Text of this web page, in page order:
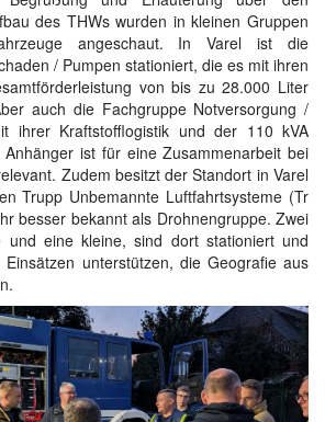
des THWs wurden in kleinen Gruppen
angeschaut. In Varel ist die
/ Pumpen stationiert, die es mit ihren
von bis zu 28.000 Liter
auch die Fachgruppe Notversorgung /
ihrer Kraftstofflogistik und der 110 kVA
Anhänger ist für eine Zusammenarbeit bei
Zudem besitzt der Standort in Varel
Trupp Unbemannte Luftfahrtsysteme (Tr
besser bekannt als Drohnengruppe. Zwei
und eine kleine, sind dort stationiert und
unterstützen, die Geografie aus